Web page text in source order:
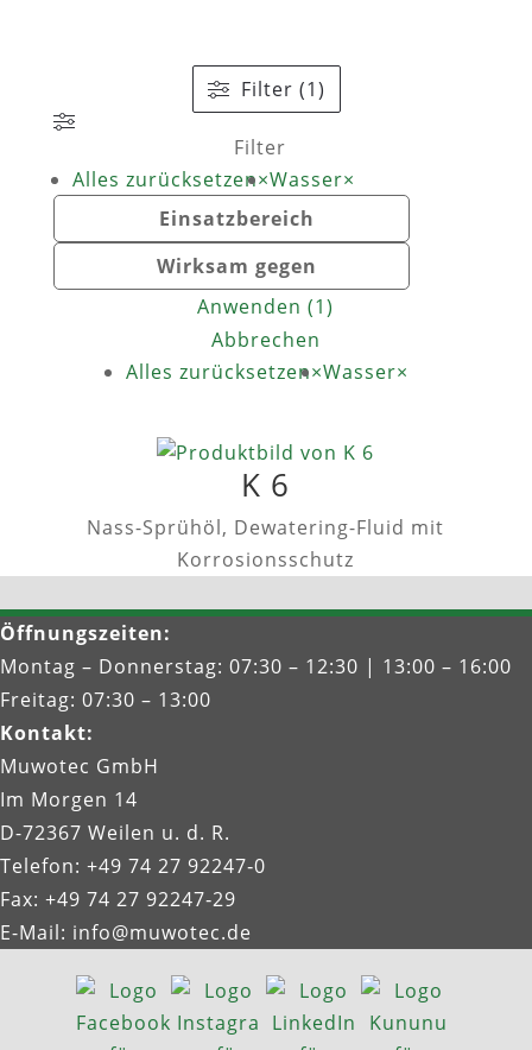
Filter (1)
Filter
Alles zurücksetzen×Wasser×
Einsatzbereich
Wirksam gegen
Anwenden(1)
Abbrechen
Alles zurücksetzen×Wasser×
K 6
Nass-Sprühöl, Dewatering-Fluid mit
Korrosionsschutz
Öffnungszeiten:
Montag – Donnerstag: 07:30 – 12:30 | 13:00 – 16:00
Freitag: 07:30 – 13:00
Kontakt:
Muwotec GmbH
Im Morgen 14
D-72367 Weilen u. d. R.
Telefon: +49 74 27 92247‑0
Fax: +49 74 27 92247‑29
E-Mail: info@muwotec.de